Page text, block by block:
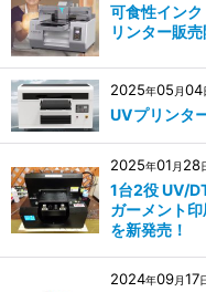
可食性イン
リンター販売
2025年05 月04
UVプリンタ
2025年01 月 28
1台2役 UV/
ガーメント
を新発売！
2024年09月17